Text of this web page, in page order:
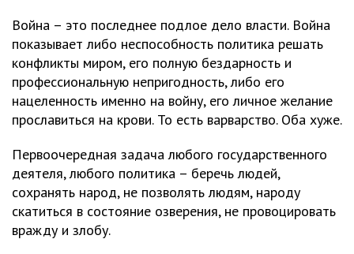
Война – это последнее подлое дело власти. Война
показывает либо неспособность политика решать
конфликты миром, его полную бездарность и
профессиональную непригодность, либо его
нацеленность именно на войну, его личное желание
прославиться на крови. То есть варварство. Оба хуже.
Первоочередная задача любого государственного
деятеля, любого политика – беречь людей,
сохранять народ, не позволять людям, народу
скатиться в состояние озверения, не провоцировать
вражду и злобу.